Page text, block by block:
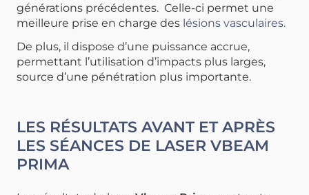
générations précédentes. Celle-ci permet une
meilleure prise en charge des lésions vasculaires.
De plus, il dispose d’une puissance accrue,
permettant l’utilisation d’impacts plus larges,
source d’une pénétration plus importante.
LES RÉSULTATS AVANT ET APRÈS
LES SÉANCES DE LASER VBEAM
PRIMA